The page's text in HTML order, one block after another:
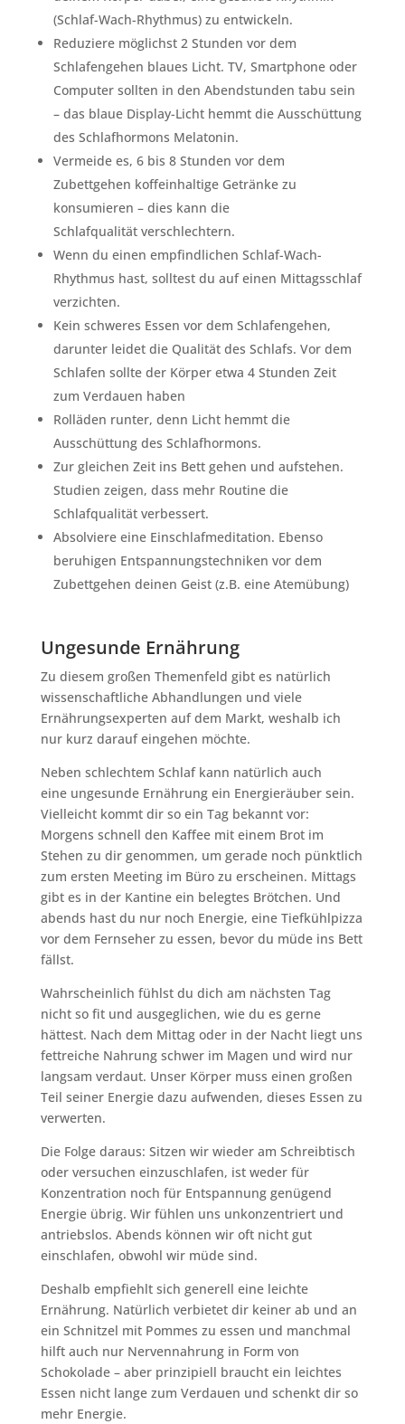
(Schlaf-Wach-Rhythmus) zu entwickeln.
Reduziere möglichst 2 Stunden vor dem
Schlafengehen blaues Licht. TV, Smartphone oder
Computer sollten in den Abendstunden tabu sein
– das blaue Display-Licht hemmt die Ausschüttung
des Schlafhormons Melatonin.
Vermeide es, 6 bis 8 Stunden vor dem
Zubettgehen koffeinhaltige Getränke zu
konsumieren – dies kann die
Schlafqualität verschlechtern.
Wenn du einen empfindlichen Schlaf-Wach-
Rhythmus hast, solltest du auf einen Mittagsschlaf
verzichten.
Kein schweres Essen vor dem Schlafengehen,
darunter leidet die Qualität des Schlafs. Vor dem
Schlafen sollte der Körper etwa 4 Stunden Zeit
zum Verdauen haben
Rolläden runter, denn Licht hemmt die
Ausschüttung des Schlafhormons.
Zur gleichen Zeit ins Bett gehen und aufstehen.
Studien zeigen, dass mehr Routine die
Schlafqualität verbessert.
Absolviere eine Einschlafmeditation. Ebenso
beruhigen Entspannungstechniken vor dem
Zubettgehen deinen Geist (z.B. eine Atemübung)
Ungesunde Ernährung
Zu diesem großen Themenfeld gibt es natürlich
wissenschaftliche Abhandlungen und viele
Ernährungsexperten auf dem Markt, weshalb ich
nur kurz darauf eingehen möchte.
Neben schlechtem Schlaf kann natürlich auch
eine ungesunde Ernährung ein Energieräuber sein.
Vielleicht kommt dir so ein Tag bekannt vor:
Morgens schnell den Kaffee mit einem Brot im
Stehen zu dir genommen, um gerade noch pünktlich
zum ersten Meeting im Büro zu erscheinen. Mittags
gibt es in der Kantine ein belegtes Brötchen. Und
abends hast du nur noch Energie, eine Tiefkühlpizza
vor dem Fernseher zu essen, bevor du müde ins Bett
fällst.
Wahrscheinlich fühlst du dich am nächsten Tag
nicht so fit und ausgeglichen, wie du es gerne
hättest. Nach dem Mittag oder in der Nacht liegt uns
fettreiche Nahrung schwer im Magen und wird nur
langsam verdaut. Unser Körper muss einen großen
Teil seiner Energie dazu aufwenden, dieses Essen zu
verwerten.
Die Folge daraus: Sitzen wir wieder am Schreibtisch
oder versuchen einzuschlafen, ist weder für
Konzentration noch für Entspannung genügend
Energie übrig. Wir fühlen uns unkonzentriert und
antriebslos. Abends können wir oft nicht gut
einschlafen, obwohl wir müde sind.
Deshalb empfiehlt sich generell eine leichte
Ernährung. Natürlich verbietet dir keiner ab und an
ein Schnitzel mit Pommes zu essen und manchmal
hilft auch nur Nervennahrung in Form von
Schokolade – aber prinzipiell braucht ein leichtes
Essen nicht lange zum Verdauen und schenkt dir so
mehr Energie.